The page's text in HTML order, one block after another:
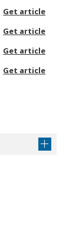
Get article
Get article
Get article
Get article